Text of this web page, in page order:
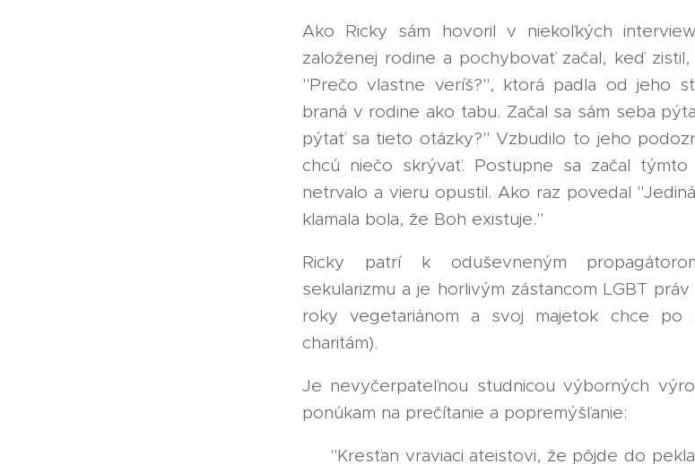
Ako Ricky sám hovoril v niekoľkých
založenej rodine a pochybovať začal, keď
"Prečo vlastne veríš?", ktorá padla od jeho
braná v rodine ako tabu. Začal sa sám seba
pýtať sa tieto otázky?" Vzbudilo to jeho
chcú niečo skrývať. Postupne sa začal
netrvalo a vieru opustil. Ako raz povedal
klamala bola, že Boh existuje." 😊
Ricky patrí k oduševneným
sekularizmu a je horlivým zástancom LGBT
roky vegetariánom a svoj majetok chce po
charitám). 🐕‍🦺🐈🐄
Je nevyčerpateľnou studnicou výborných
ponúkam na prečítanie a popremýšľanie:
👉 "Kresťan vraviaci ateistovi, že pôjde do